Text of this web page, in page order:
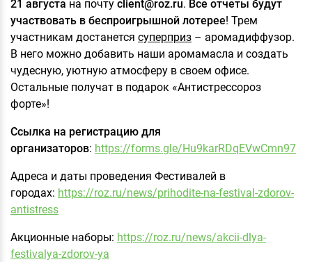
21 августа на почту client@roz.ru. Все отчеты будут
участвовать в беспроигрышной лотерее! Трем
участникам достанется суперприз – аромадиффузор.
В него можно добавить наши аромамасла и создать
чудесную, уютную атмосферу в своем офисе.
Остальные получат в подарок «Антистрессороз
форте»!
Ссылка на регистрацию для
организаторов: https://forms.gle/Hu9karRDqEVwCmn97
Адреса и даты проведения Фестивалей в
городах: https://roz.ru/news/prihodite-na-festival-zdorov-
antistress
Акционные наборы: https://roz.ru/news/akcii-dlya-
festivalya-zdorov-ya